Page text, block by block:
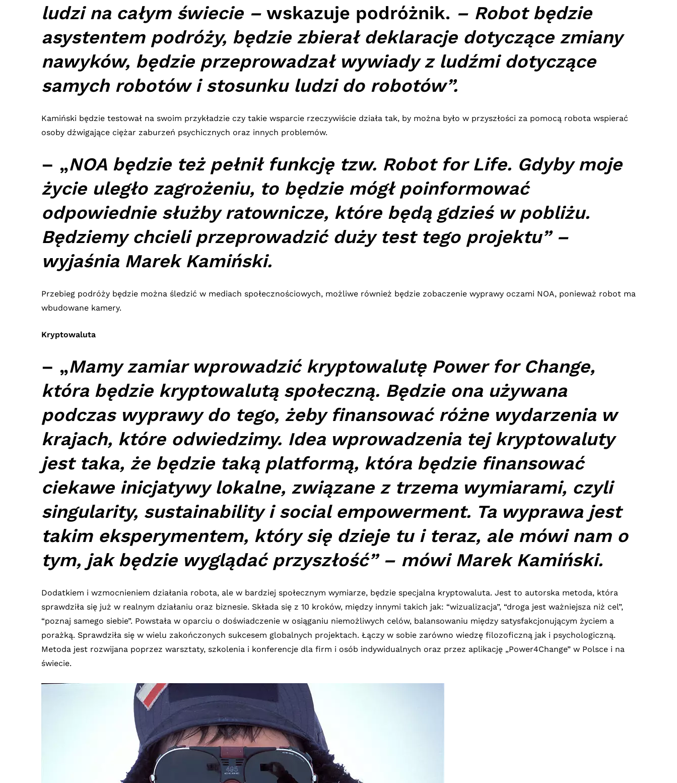
ludzi na całym świecie – wskazuje podróżnik. – Robot będzie
asystentem podróży, będzie zbierał deklaracje dotyczące zmiany
nawyków, będzie przeprowadzał wywiady z ludźmi dotyczące
samych robotów i stosunku ludzi do robotów”.
Kamiński będzie testował na swoim przykładzie czy takie wsparcie rzeczywiście działa tak, by można było w przyszłości za pomocą robota wspierać
osoby dźwigające ciężar zaburzeń psychicznych oraz innych problemów.
– „NOA będzie też pełnił funkcję tzw. Robot for Life. Gdyby moje
życie uległo zagrożeniu, to będzie mógł poinformować
odpowiednie służby ratownicze, które będą gdzieś w pobliżu.
Będziemy chcieli przeprowadzić duży test tego projektu” –
wyjaśnia Marek Kamiński.
Przebieg podróży będzie można śledzić w mediach społecznościowych, możliwe również będzie zobaczenie wyprawy oczami NOA, ponieważ robot ma
wbudowane kamery.
Kryptowaluta
– „Mamy zamiar wprowadzić kryptowalutę Power for Change,
która będzie kryptowalutą społeczną. Będzie ona używana
podczas wyprawy do tego, żeby finansować różne wydarzenia w
krajach, które odwiedzimy. Idea wprowadzenia tej kryptowaluty
jest taka, że będzie taką platformą, która będzie finansować
ciekawe inicjatywy lokalne, związane z trzema wymiarami, czyli
singularity, sustainability i social empowerment. Ta wyprawa jest
takim eksperymentem, który się dzieje tu i teraz, ale mówi nam o
tym, jak będzie wyglądać przyszłość” – mówi Marek Kamiński.
Dodatkiem i wzmocnieniem działania robota, ale w bardziej społecznym wymiarze, będzie specjalna kryptowaluta. Jest to autorska metoda, która
sprawdziła się już w realnym działaniu oraz biznesie. Składa się z 10 kroków, między innymi takich jak: “wizualizacja”, “droga jest ważniejsza niż cel”,
“poznaj samego siebie”. Powstała w oparciu o doświadczenie w osiąganiu niemożliwych celów, balansowaniu między satysfakcjonującym życiem a
porażką. Sprawdziła się w wielu zakończonych sukcesem globalnych projektach. Łączy w sobie zarówno wiedzę filozoficzną jak i psychologiczną.
Metoda jest rozwijana poprzez warsztaty, szkolenia i konferencje dla firm i osób indywidualnych oraz przez aplikację „Power4Change” w Polsce i na
świecie.